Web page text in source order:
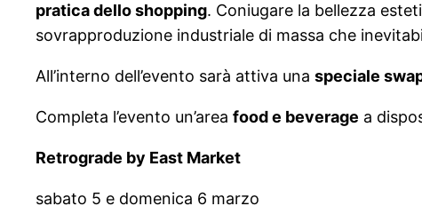
pratica dello shopping. Coniugare la bellezza
sovrapproduzione industriale di massa che
All’interno dell’evento sarà attiva una speciale
Completa l’evento un’area food e beverage a
Retrograde by East Market
sabato 5 e domenica 6 marzo